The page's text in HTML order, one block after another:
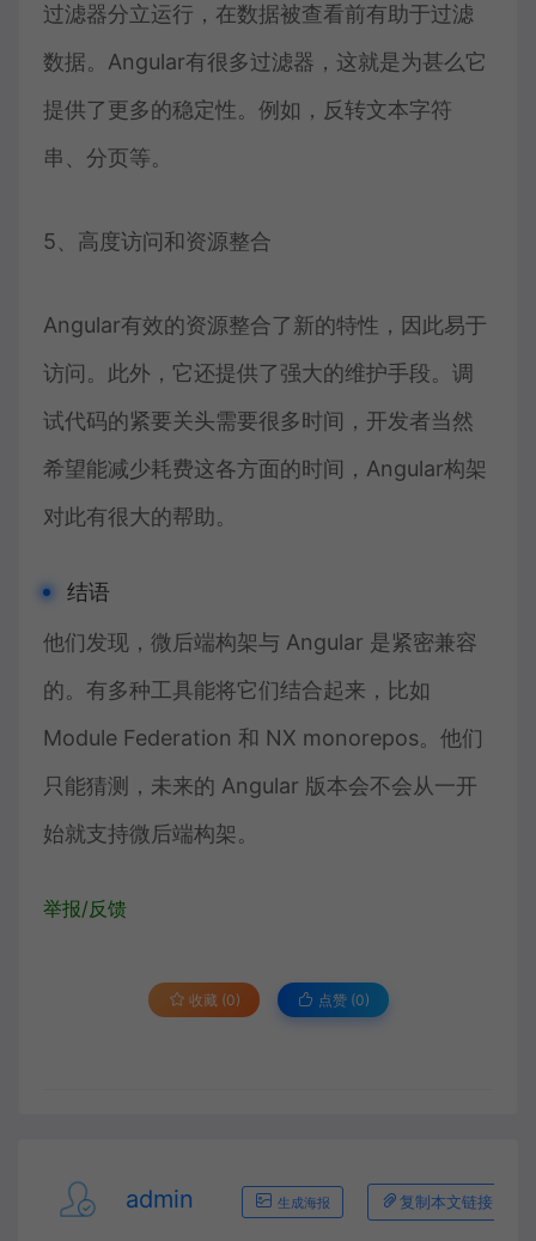
过滤器分立运行，在数据被查看前有助于过滤
数据。Angular有很多过滤器，这就是为甚么它
提供了更多的稳定性。例如，反转文本字符
串、分页等。
5、高度访问和资源整合
Angular有效的资源整合了新的特性，因此易于
访问。此外，它还提供了强大的维护手段。调
试代码的紧要关头需要很多时间，开发者当然
希望能减少耗费这各方面的时间，Angular构架
对此有很大的帮助。
结语
他们发现，微后端构架与 Angular 是紧密兼容
的。有多种工具能将它们结合起来，比如
Module Federation 和 NX monorepos。他们
只能猜测，未来的 Angular 版本会不会从一开
始就支持微后端构架。
举报/反馈
收藏 (0) 点赞 (0)
admin 生成海报 复制本文链接